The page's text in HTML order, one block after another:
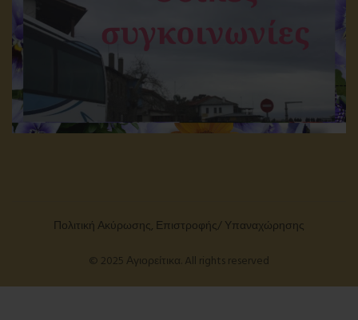
Πολιτική Ακύρωσης, Επιστροφής/ Υπαναχώρησης
© 2025 Αγιορείτικα. All rights reserved